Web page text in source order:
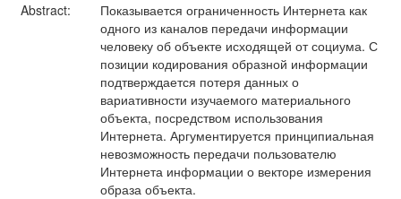
Abstract:
Показывается ограниченность Интернета как
одного из каналов передачи информации
человеку об объекте исходящей от социума. С
позиции кодирования образной информации
подтверждается потеря данных о
вариативности изучаемого материального
объекта, посредством использования
Интернета. Аргументируется принципиальная
невозможность передачи пользователю
Интернета информации о векторе измерения
образа объекта.